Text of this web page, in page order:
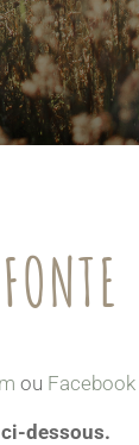
ou Facebook
dessous.